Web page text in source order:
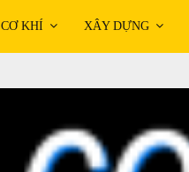
CƠ KHÍ XÂY DỰNG